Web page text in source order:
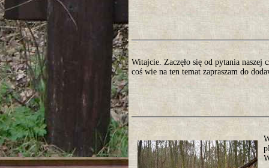
Witajcie. Zaczęło się od pytania naszej
coś wie na ten temat zapraszam do